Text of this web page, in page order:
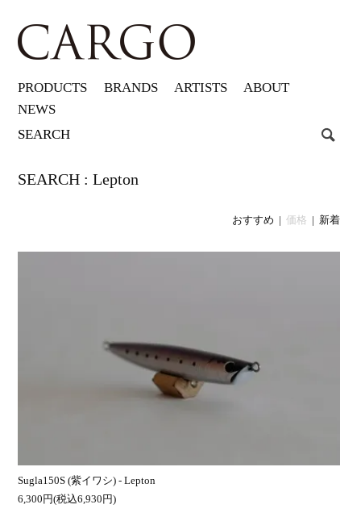
PRODUCTS BRANDS ARTISTS
ABOUT
NEWS
SEARCH : Lepton
おすすめ | 価格 | 新着
Sugla150S (紫イワシ) - Lepton
6,300円(税込6,930円)